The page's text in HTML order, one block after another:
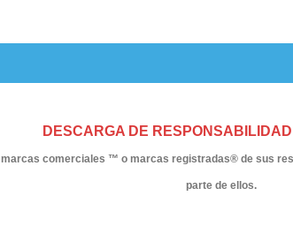
DESCARGA DE
comerciales ™ o marcas registradas® de sus
parte de ellos.